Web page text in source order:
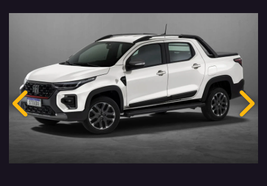
Anterior